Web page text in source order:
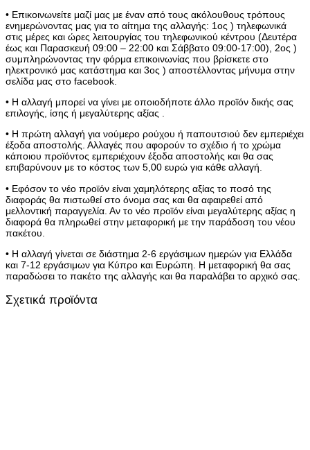
• Επικοινωνείτε μαζί μας με έναν από τους ακόλουθους τρόπους
ενημερώνοντας μας για το αίτημα της αλλαγής: 1ος ) τηλεφωνικά
στις μέρες και ώρες λειτουργίας του τηλεφωνικού κέντρου (Δευτέρα
έως και Παρασκευή 09:00 – 22:00 και Σάββατο 09:00-17:00), 2ος )
συμπληρώνοντας την φόρμα επικοινωνίας που βρίσκετε στο
ηλεκτρονικό μας κατάστημα και 3ος ) αποστέλλοντας μήνυμα στην
σελίδα μας στο facebook.
• Η αλλαγή μπορεί να γίνει με οποιοδήποτε άλλο προϊόν δικής σας
επιλογής, ίσης ή μεγαλύτερης αξίας .
• Η πρώτη αλλαγή για νούμερο ρούχου ή παπουτσιού δεν εμπεριέχει
έξοδα αποστολής. Αλλαγές που αφορούν το σχέδιο ή το χρώμα
κάποιου προϊόντος εμπεριέχουν έξοδα αποστολής και θα σας
επιβαρύνουν με το κόστος των 5,00 ευρώ για κάθε αλλαγή.
• Εφόσον το νέο προϊόν είναι χαμηλότερης αξίας το ποσό της
διαφοράς θα πιστωθεί στο όνομα σας και θα αφαιρεθεί από
μελλοντική παραγγελία. Αν το νέο προϊόν είναι μεγαλύτερης αξίας η
διαφορά θα πληρωθεί στην μεταφορική με την παράδοση του νέου
πακέτου.
• Η αλλαγή γίνεται σε διάστημα 2-6 εργάσιμων ημερών για Ελλάδα
και 7-12 εργάσιμων για Κύπρο και Ευρώπη. Η μεταφορική θα σας
παραδώσει το πακέτο της αλλαγής και θα παραλάβει το αρχικό σας.
Σχετικά προϊόντα